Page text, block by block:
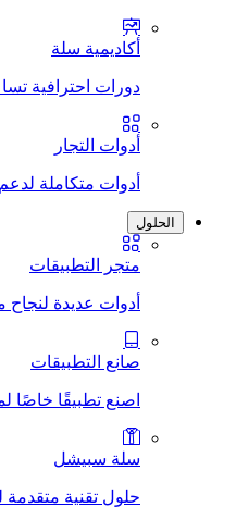
أكاديمية سلة
دورات احترافية
أدوات التجار
أدوات متكاملة
الحلول
متجر التطبيقات
أدوات عديدة
صانع التطبيقات
اصنع تطبيقًا خاصًا
سلة سبيشل
حلول تقنية متقدمة